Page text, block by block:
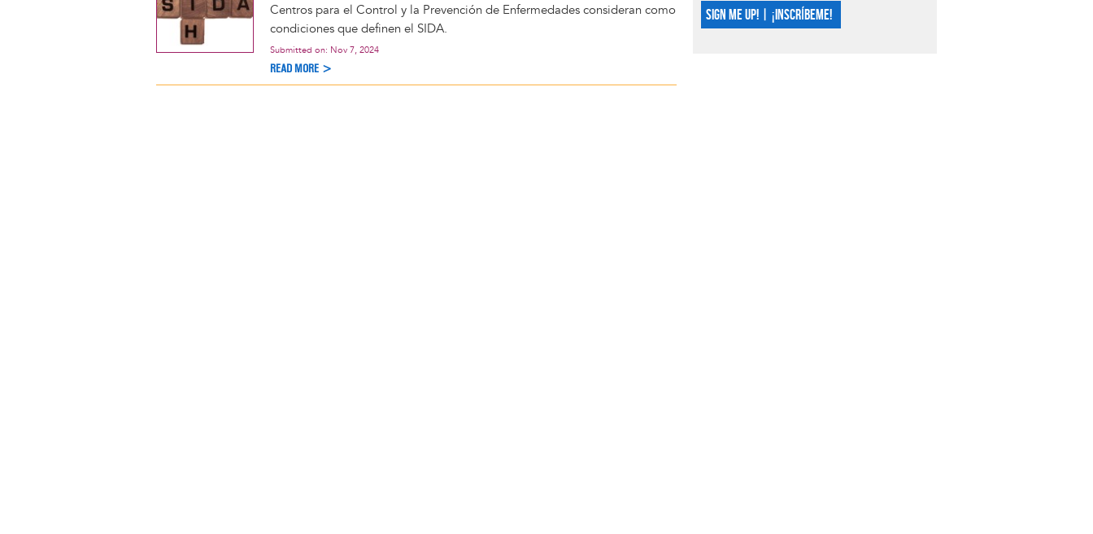
Centros para el Control y la Prevención de Enfermedades consideran como
condiciones que definen el SIDA.
Submitted on: Nov 7, 2024
READ MORE >
SIGN ME UP! | ¡INSCRÍBEME!